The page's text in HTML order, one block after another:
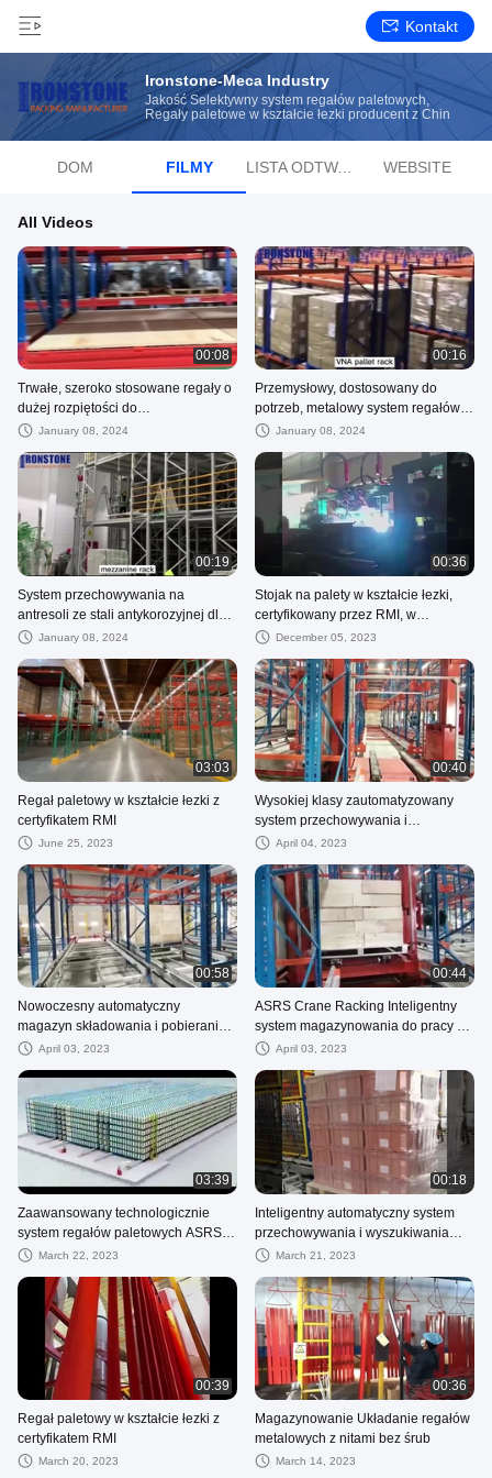
Kontakt
Ironstone-Meca Industry
Jakość Selektywny system regałów paletowych,
Regały paletowe w kształcie łezki producent z Chin
DOM FILMY LISTA ODTWARZANIA WEBSITE
All Videos
00:08
Trwałe, szeroko stosowane regały o
dużej rozpiętości do
przechowywania masowego w
January 08, 2024
00:16
Przemysłowy, dostosowany do
potrzeb, metalowy system regałów
paletowych
January 08, 2024
00:19
System przechowywania na
antresoli ze stali antykorozyjnej dla
dużych magazynów
January 08, 2024
00:36
Stojak na palety w kształcie łezki,
certyfikowany przez RMI, w
standardzie amerykańskim
December 05, 2023
03:03
Regał paletowy w kształcie łezki z
certyfikatem RMI
June 25, 2023
00:40
Wysokiej klasy zautomatyzowany
system przechowywania i
wyszukiwania kartonów w
April 04, 2023
00:58
Nowoczesny automatyczny
magazyn składowania i pobierania
ze skomputeryzowanym systemem
April 03, 2023
00:44
ASRS Crane Racking Inteligentny
system magazynowania do pracy w
magazynie przez cały rok
April 03, 2023
03:39
Zaawansowany technologicznie
system regałów paletowych ASRS
dla lepszego zarządzania zapasami
March 22, 2023
00:18
Inteligentny automatyczny system
przechowywania i wyszukiwania
rozwiązania regałów
March 21, 2023
00:39
Regał paletowy w kształcie łezki z
certyfikatem RMI
March 20, 2023
00:36
Magazynowanie Układanie regałów
metalowych z nitami bez śrub
March 14, 2023